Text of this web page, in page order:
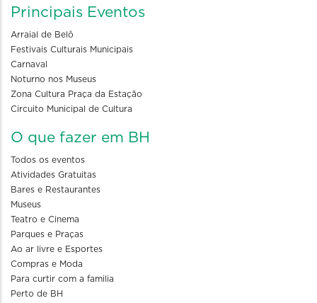
Principais Eventos
Arraial de Belô
Festivais Culturais Municipais
Carnaval
Noturno nos Museus
Zona Cultura Praça da Estação
Circuito Municipal de Cultura
O que fazer em BH
Todos os eventos
Atividades Gratuitas
Bares e Restaurantes
Museus
Teatro e Cinema
Parques e Praças
Ao ar livre e Esportes
Compras e Moda
Para curtir com a familia
Perto de BH